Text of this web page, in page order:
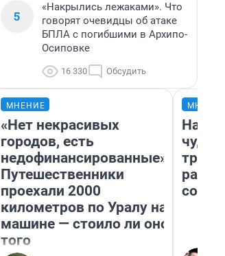
5
«Накрылись лежаками». Что
говорят очевидцы об атаке
БПЛА с погибшими в Архипо-
Осиповке
16 330 Обсудить
МНЕНИЕ
«Нет некрасивых
городов, есть
недофинансированные».
Путешественники
проехали 2000
километров по Уралу на
машине — стоило ли оно
того